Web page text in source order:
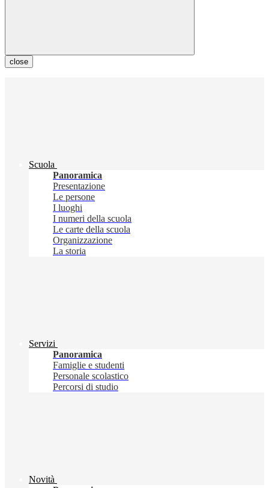
close
Scuola
Panoramica
Presentazione
Le persone
I luoghi
I numeri della scuola
Le carte della scuola
Organizzazione
La storia
Servizi
Panoramica
Famiglie e studenti
Personale scolastico
Percorsi di studio
Novità